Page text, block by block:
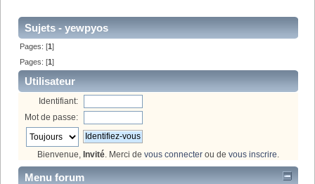
Sujets - yewpyos
Pages: [1]
Pages: [1]
Utilisateur
Identifiant:
Mot de passe:
Bienvenue, Invité. Merci de vous connecter ou de vous inscrire.
Menu forum